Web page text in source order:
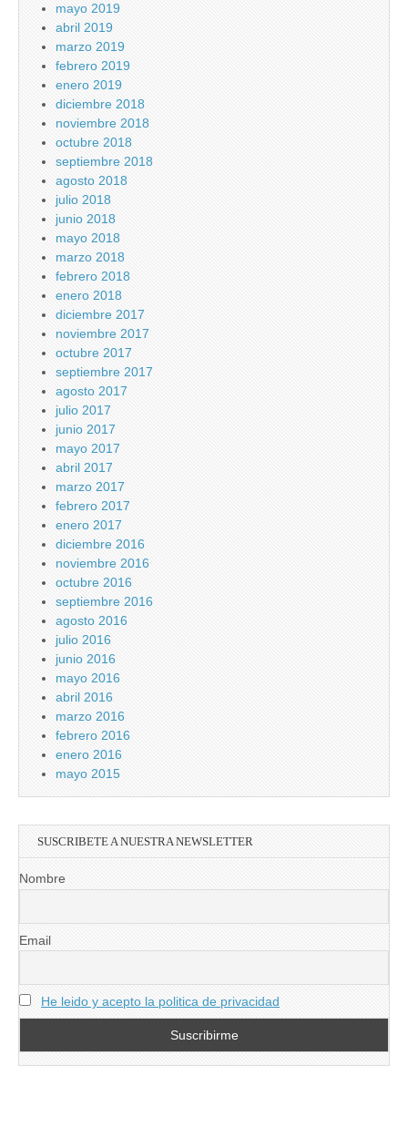
mayo 2019
abril 2019
marzo 2019
febrero 2019
enero 2019
diciembre 2018
noviembre 2018
octubre 2018
septiembre 2018
agosto 2018
julio 2018
junio 2018
mayo 2018
marzo 2018
febrero 2018
enero 2018
diciembre 2017
noviembre 2017
octubre 2017
septiembre 2017
agosto 2017
julio 2017
junio 2017
mayo 2017
abril 2017
marzo 2017
febrero 2017
enero 2017
diciembre 2016
noviembre 2016
octubre 2016
septiembre 2016
agosto 2016
julio 2016
junio 2016
mayo 2016
abril 2016
marzo 2016
febrero 2016
enero 2016
mayo 2015
SUSCRIBETE A NUESTRA NEWSLETTER
Nombre
Email
He leido y acepto la politica de privacidad